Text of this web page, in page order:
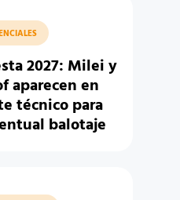
2027: Milei y
aparecen en
técnico para
balotaje